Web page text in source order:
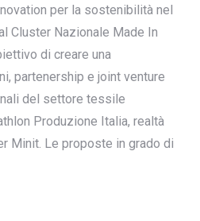
per la sostenibilità nel
Cluster Nazionale Made In
di creare una
partenership e joint venture
del settore tessile
Produzione Italia, realtà
Minit. Le proposte in grado di